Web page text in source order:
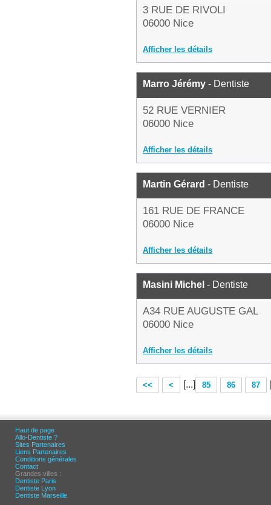
3 RUE DE RIVOLI
06000 Nice
Afficher les détails
Marro Jérémy - Dentiste
52 RUE VERNIER
06000 Nice
Afficher les détails
Martin Gérard - Dentiste
161 RUE DE FRANCE
06000 Nice
Afficher les détails
Masini Michel - Dentiste
A34 RUE AUGUSTE GAL
06000 Nice
Afficher les détails
<< < [...] 85 86 87
Haut de page
Allo-Dentiste ?
Sites Partenaires
Liens Partenaires
Conditions générales
Contact
Grandes villes :
Dentiste Paris
Dentiste Lyon
Dentiste Marseille